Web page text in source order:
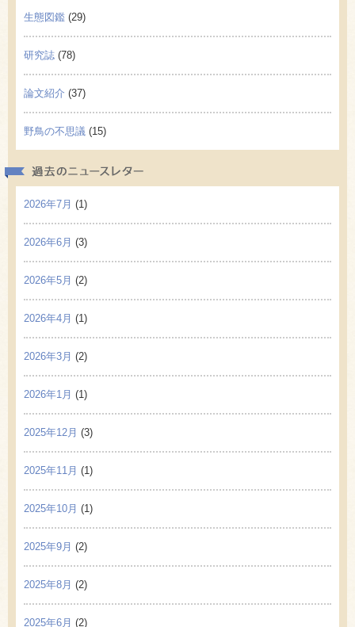
生態図鑑 (29)
研究誌 (78)
論文紹介 (37)
野鳥の不思議 (15)
2026年7月 (1)
2026年6月 (3)
2026年5月 (2)
2026年4月 (1)
2026年3月 (2)
2026年1月 (1)
2025年12月 (3)
2025年11月 (1)
2025年10月 (1)
2025年9月 (2)
2025年8月 (2)
2025年6月 (2)